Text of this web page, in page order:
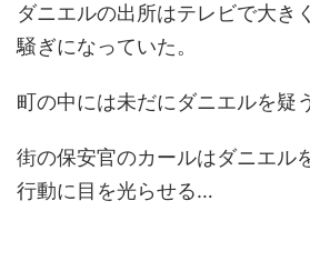
ダニエルの出所はテレビで大き
騒ぎになっていた。
町の中には未だにダニエルを疑
街の保安官のカールはダニエル
行動に目を光らせる…